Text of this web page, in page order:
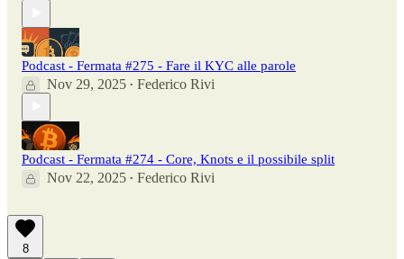
Podcast - Fermata #275 - Fare il KYC alle parole
Nov 29, 2025 • Federico Rivi
Podcast - Fermata #274 - Core, Knots e il possibile split
Nov 22, 2025 • Federico Rivi
8